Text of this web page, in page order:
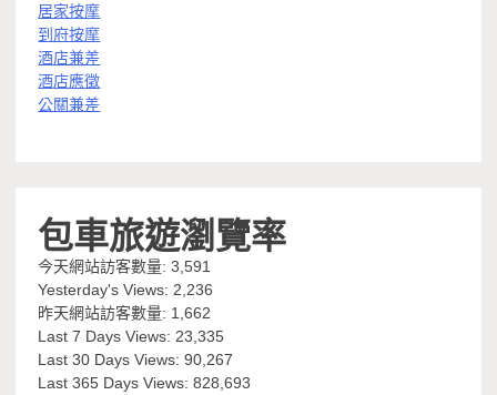
居家按摩
到府按摩
酒店兼差
酒店應徵
公關兼差
包車旅遊瀏覽率
今天網站訪客數量:3,591
Yesterday's Views: 2,236
昨天網站訪客數量: 1,662
Last 7 Days Views: 23,335
Last 30 Days Views:90,267
Last 365 Days Views:828,693